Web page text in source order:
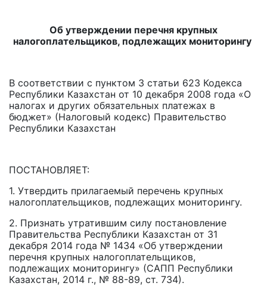
Об утверждении перечня крупных
налогоплательщиков, подлежащих мониторингу
В соответствии с пунктом 3 статьи 623 Кодекса
Республики Казахстан от 10 декабря 2008 года «О
налогах и других обязательных платежах в
бюджет» (Налоговый кодекс) Правительство
Республики Казахстан
ПОСТАНОВЛЯЕТ:
1. Утвердить прилагаемый перечень крупных
налогоплательщиков, подлежащих мони­торингу.
2. Признать утратившим силу постановление
Правительства Республики Казахстан от 31
декабря 2014 года № 1434 «Об утверждении
перечня крупных налогоплательщиков,
подлежащих мониторингу» (САПП Республики
Казахстан, 2014 г., № 88-89, ст. 734).